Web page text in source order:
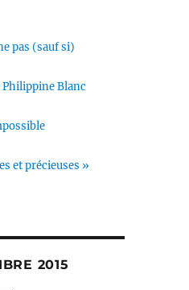
pas (sauf si)
Philippine Blanc
et précieuses »
2015